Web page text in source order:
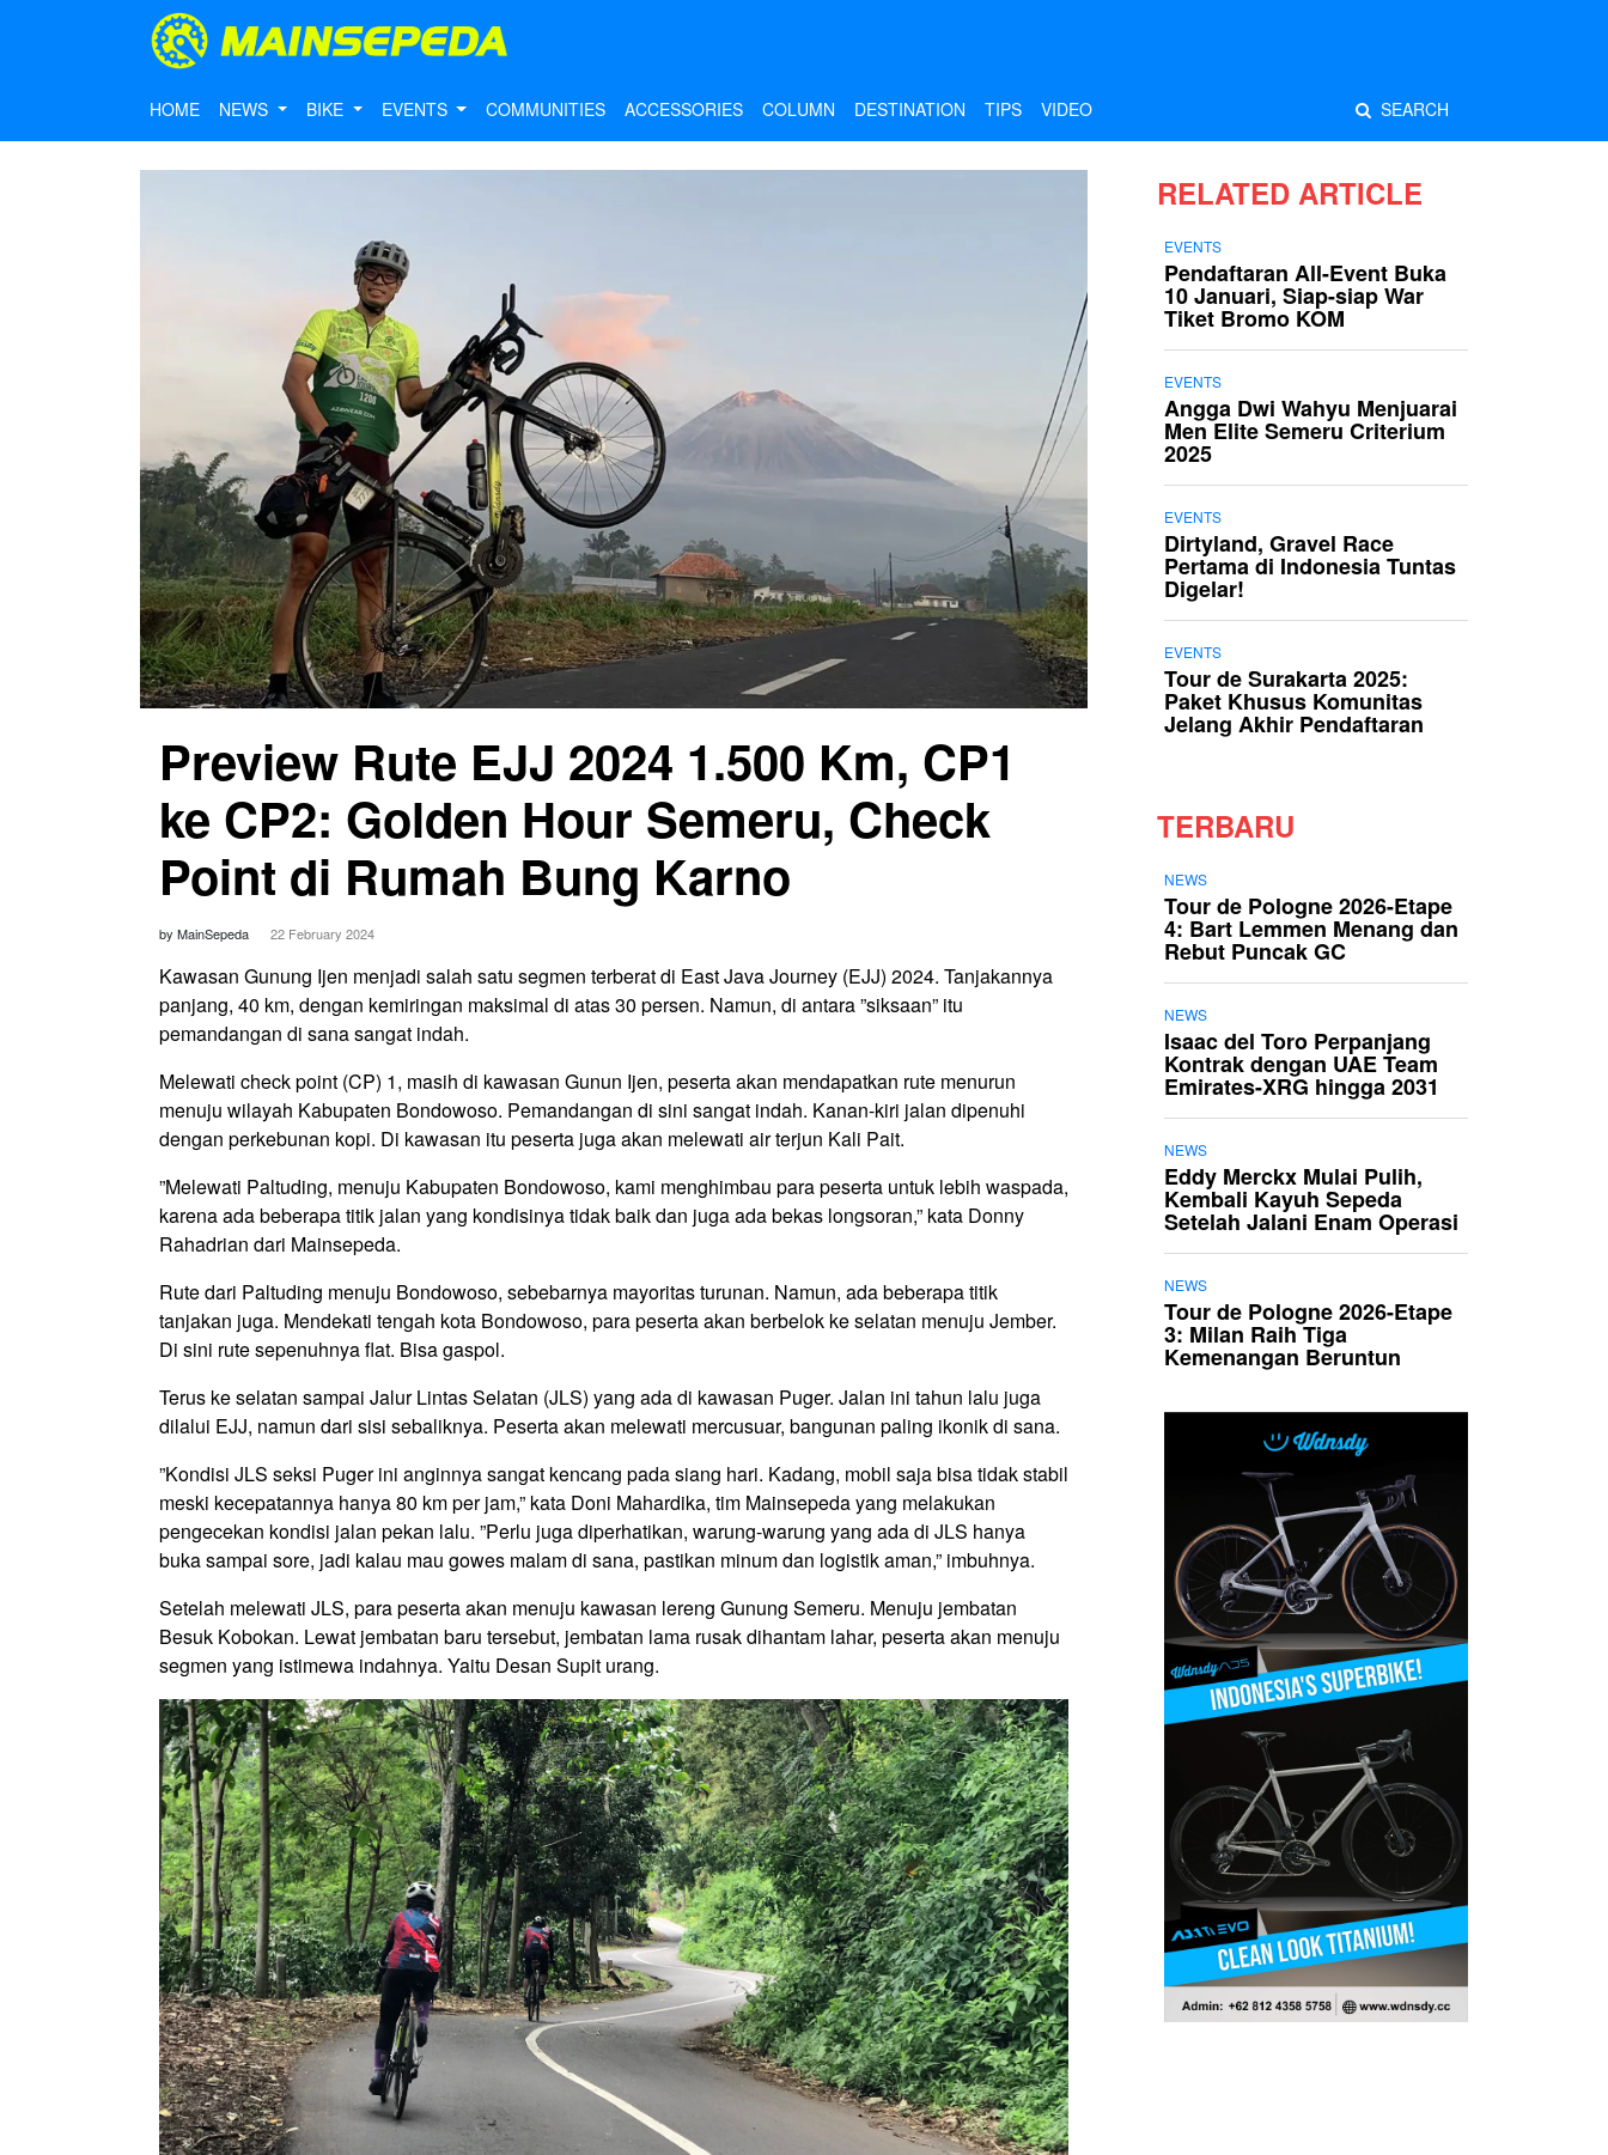
HOME NEWS BIKE EVENTS COMMUNITIES ACCESSORIES COLUMN DESTINATION TIPS VIDEO SEARCH
Preview Rute EJJ 2024 1.500 Km, CP1
ke CP2: Golden Hour Semeru, Check
Point di Rumah Bung Karno
by MainSepeda 22 February 2024
Kawasan Gunung Ijen menjadi salah satu segmen terberat di East Java Journey (EJJ) 2024. Tanjakannya
panjang, 40 km, dengan kemiringan maksimal di atas 30 persen. Namun, di antara ”siksaan” itu
pemandangan di sana sangat indah.
Melewati check point (CP) 1, masih di kawasan Gunun Ijen, peserta akan mendapatkan rute menurun
menuju wilayah Kabupaten Bondowoso. Pemandangan di sini sangat indah. Kanan-kiri jalan dipenuhi
dengan perkebunan kopi. Di kawasan itu peserta juga akan melewati air terjun Kali Pait.
”Melewati Paltuding, menuju Kabupaten Bondowoso, kami menghimbau para peserta untuk lebih waspada,
karena ada beberapa titik jalan yang kondisinya tidak baik dan juga ada bekas longsoran,” kata Donny
Rahadrian dari Mainsepeda.
Rute dari Paltuding menuju Bondowoso, sebebarnya mayoritas turunan. Namun, ada beberapa titik
tanjakan juga. Mendekati tengah kota Bondowoso, para peserta akan berbelok ke selatan menuju Jember.
Di sini rute sepenuhnya flat. Bisa gaspol.
Terus ke selatan sampai Jalur Lintas Selatan (JLS) yang ada di kawasan Puger. Jalan ini tahun lalu juga
dilalui EJJ, namun dari sisi sebaliknya. Peserta akan melewati mercusuar, bangunan paling ikonik di sana.
”Kondisi JLS seksi Puger ini anginnya sangat kencang pada siang hari. Kadang, mobil saja bisa tidak stabil
meski kecepatannya hanya 80 km per jam,” kata Doni Mahardika, tim Mainsepeda yang melakukan
pengecekan kondisi jalan pekan lalu. ”Perlu juga diperhatikan, warung-warung yang ada di JLS hanya
buka sampai sore, jadi kalau mau gowes malam di sana, pastikan minum dan logistikaman,” imbuhnya.
Setelah melewati JLS, para peserta akan menuju kawasan lereng Gunung Semeru. Menuju jembatan
Besuk Kobokan. Lewat jembatan baru tersebut, jembatan lama rusak dihantam lahar, peserta akan menuju
segmen yang istimewa indahnya. Yaitu Desan Supit urang.
RELATED ARTICLE
EVENTS
Pendaftaran All-Event Buka
10 Januari, Siap-siap War
Tiket Bromo KOM
EVENTS
Angga Dwi Wahyu Menjuarai
Men Elite Semeru Criterium
2025
EVENTS
Dirtyland, Gravel Race
Pertama di Indonesia Tuntas
Digelar!
EVENTS
Tour de Surakarta 2025:
Paket Khusus Komunitas
Jelang Akhir Pendaftaran
TERBARU
NEWS
Tour de Pologne 2026-Etape
4: Bart Lemmen Menang dan
Rebut Puncak GC
NEWS
Isaac del Toro Perpanjang
Kontrak dengan UAE Team
Emirates-XRG hingga 2031
NEWS
Eddy Merckx Mulai Pulih,
Kembali Kayuh Sepeda
Setelah Jalani Enam Operasi
NEWS
Tour de Pologne 2026-Etape
3: Milan Raih Tiga
Kemenangan Beruntun